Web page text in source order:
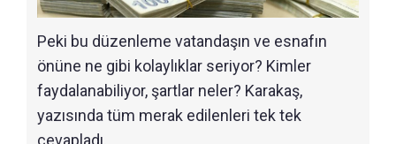
Peki bu düzenleme vatandaşın ve esnafın
önüne ne gibi kolaylıklar seriyor? Kimler
faydalanabiliyor, şartlar neler? Karakaş,
yazısında tüm merak edilenleri tek tek
cevapladı.